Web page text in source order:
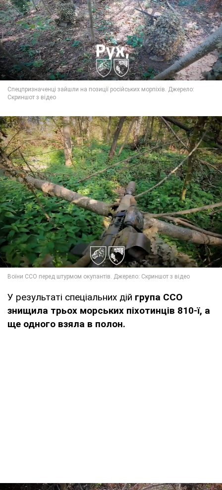
У результаті спеціальних дій група CCO
знищила трьох морських піхотинців 810-ї, а
ще одного взяла в полон.